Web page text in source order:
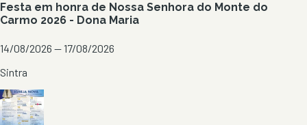
Festa em honra de Nossa Senhora do Monte do
Carmo 2026 - Dona Maria
14/08/2026 — 17/08/2026
Sintra